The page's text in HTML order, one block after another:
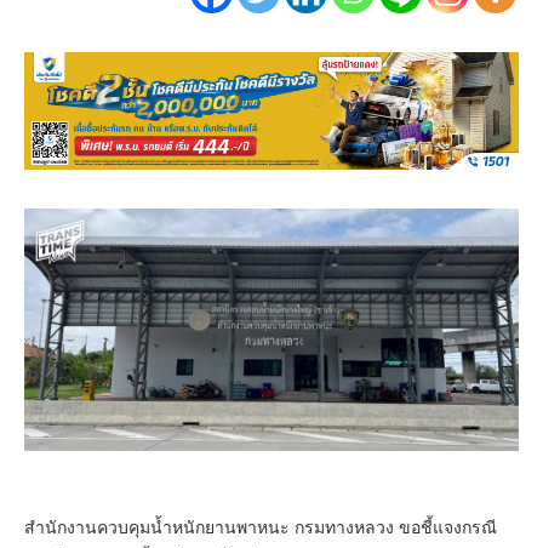
สำนักงานควบคุมน้ำหนักยานพาหนะ กรมทางหลวง ขอชี้แจงกรณี